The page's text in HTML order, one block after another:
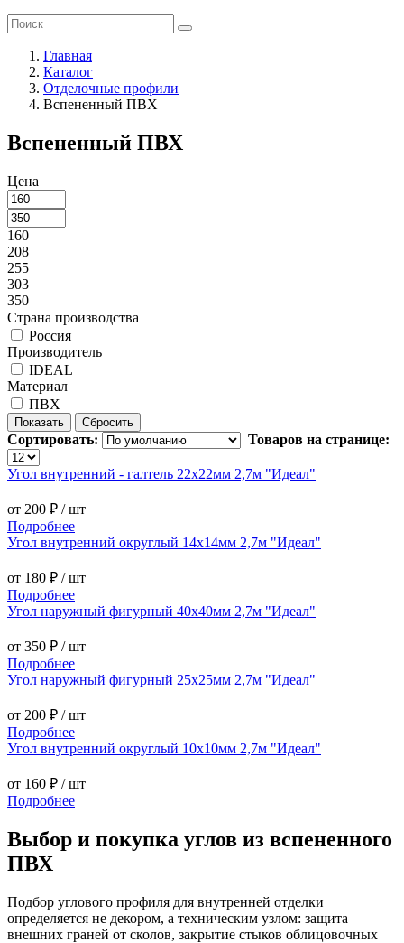
Главная
Каталог
Отделочные профили
Вспененный ПВХ
Вспененный ПВХ
Цена
160
208
255
303
350
Страна производства
Россия
Производитель
IDEAL
Материал
ПВХ
Сортировать: Товаров на странице:
Угол внутренний - галтель 22х22мм 2,7м "Идеал"
от 200 ₽ / шт
Подробнее
Угол внутренний округлый 14х14мм 2,7м "Идеал"
от 180 ₽ / шт
Подробнее
Угол наружный фигурный 40х40мм 2,7м "Идеал"
от 350 ₽ / шт
Подробнее
Угол наружный фигурный 25х25мм 2,7м "Идеал"
от 200 ₽ / шт
Подробнее
Угол внутренний округлый 10х10мм 2,7м "Идеал"
от 160 ₽ / шт
Подробнее
Выбор и покупка углов из вспененного
ПВХ
Подбор углового профиля для внутренней отделки
определяется не декором, а техническим узлом: защита
внешних граней от сколов, закрытие стыков облицовочных